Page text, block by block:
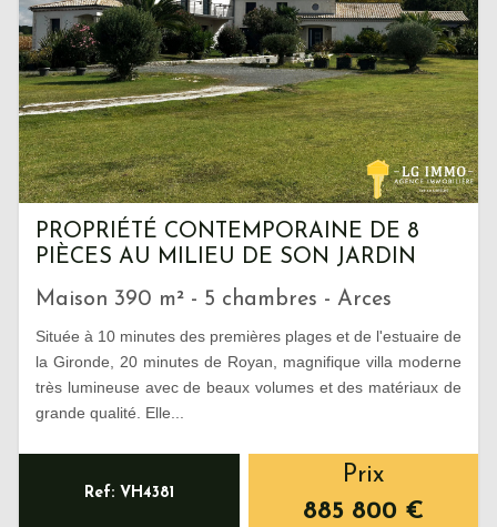
PROPRIÉTÉ CONTEMPORAINE DE 8
PIÈCES AU MILIEU DE SON JARDIN
Maison 390 m² - 5 chambres - Arces
Située à 10 minutes des premières plages et de l'estuaire de
la Gironde, 20 minutes de Royan, magnifique villa moderne
très lumineuse avec de beaux volumes et des matériaux de
grande qualité. Elle...
Ref: VH4381
Prix
885 800 €